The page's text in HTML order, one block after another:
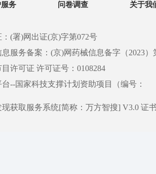
务 问卷调查 关于我
(署)网出证(京)字第072号
服务备案：(京)网药械信息备字（2023）
许可证 许可证号：0108284
--国家科技支撑计划资助项目（编号：
获取服务系统[简称：万方智搜] V3.0 证